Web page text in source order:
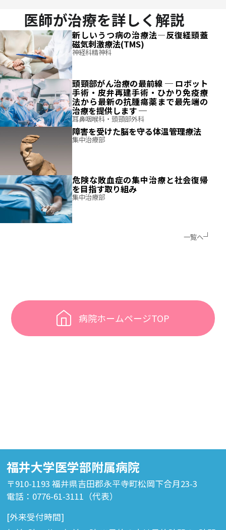
医師が治療を詳しく解説
新しいうつ病の治療法―反復経頭蓋
磁気刺激療法(TMS)
神経科精神科
頭頸部がん治療の最前線 ─ ロボット
手術・皮弁再建手術・ひかり免疫療
法から最新の抗腫瘍薬まで最先端の
治療を提供します ─
耳鼻咽喉科・頭頸部外科
障害を受けた脳を守る体温管理療法
集中治療部
危険な敗血症の集中治療と社会復帰
を目指す取り組み
集中治療部
一覧へ
病院ホームページTOP
福井大学医学部附属病院
〒910-1193 福井県吉田郡永平寺町松岡下合月23-3
電話：0776-61-3111（代表）
[外来受付時間]